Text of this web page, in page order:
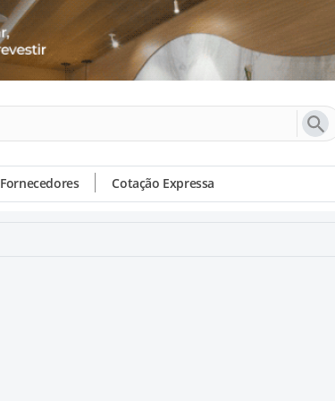
Fornecedores Cotação Expressa